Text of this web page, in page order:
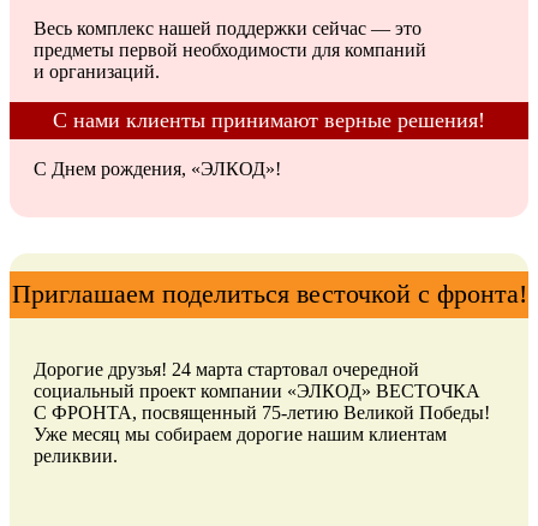
Весь комплекс нашей поддержки сейчас — это
предметы первой необходимости для компаний
и организаций.
С нами клиенты принимают верные решения!
С Днем рождения, «ЭЛКОД»!
Приглашаем поделиться весточкой с фронта!
Дорогие друзья! 24 марта стартовал очередной
социальный проект компании «ЭЛКОД» ВЕСТОЧКА
С ФРОНТА, посвященный 75-летию Великой Победы!
Уже месяц мы собираем дорогие нашим клиентам
реликвии.